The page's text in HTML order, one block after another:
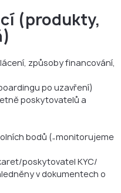
(produkty,
způsoby financování,
po uzavření)
poskytovatelů a
bodů („monitorujeme
poskytovatel KYC/
v dokumentech o